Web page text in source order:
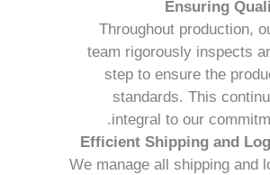
Ensuring
Throughout production,
team rigorously inspects
step to ensure the
standards. This
integral to our
Efficient Shipping and
We manage all shipping and